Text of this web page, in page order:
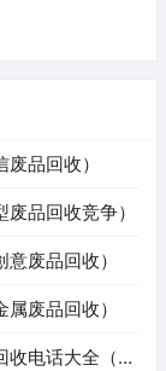
品回收）
品回收竞争）
废品回收）
废品回收）
电话大全（温